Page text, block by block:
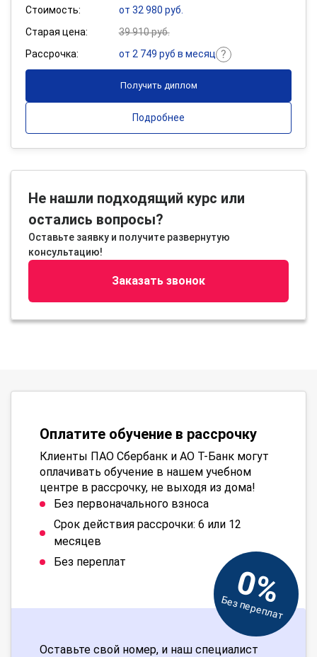
Стоимость:
от 32 980 руб.
Старая цена:
39 910 руб.
Рассрочка:
от 2 749 руб в месяц
Получить диплом
Подробнее
Не нашли подходящий курс или
остались вопросы?
Оставьте заявку и получите развернутую
консультацию!
Заказать звонок
Оплатите обучение в рассрочку
Клиенты ПАО Сбербанк и АО Т-Банк могут
оплачивать обучение в нашем учебном
центре в рассрочку, не выходя из дома!
Без первоначального взноса
Срок действия рассрочки: 6 или 12
месяцев
Без переплат
0%
Без переплат
Оставьте свой номер, и наш специалист